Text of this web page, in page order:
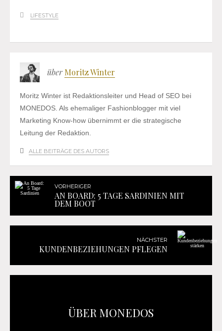
LIFESTYLE
über Moritz Winter
Moritz Winter ist Redaktionsleiter und Head of SEO bei
MONEDOS. Als ehemaliger Fashionblogger mit viel
Marketing Know-how übernimmt er die strategische
Leitung der Redaktion.
ALLE BEITRÄGE DES AUTORS
VORHERIGER
AN BOARD: 5 TAGE SARDINIEN MIT
DEM BOOT
NÄCHSTER
KUNDENBEZIEHUNGEN PFLEGEN
ÜBER MONEDOS